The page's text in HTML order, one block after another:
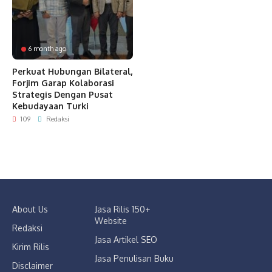
6 month ago
Perkuat Hubungan Bilateral,
Forjim Garap Kolaborasi
Strategis Dengan Pusat
Kebudayaan Turki
109 Redaksi
About Us
Redaksi
Kirim Rilis
Disclaimer
Jasa Rilis 150+
Website
Jasa Artikel SEO
Jasa Penulisan Buku